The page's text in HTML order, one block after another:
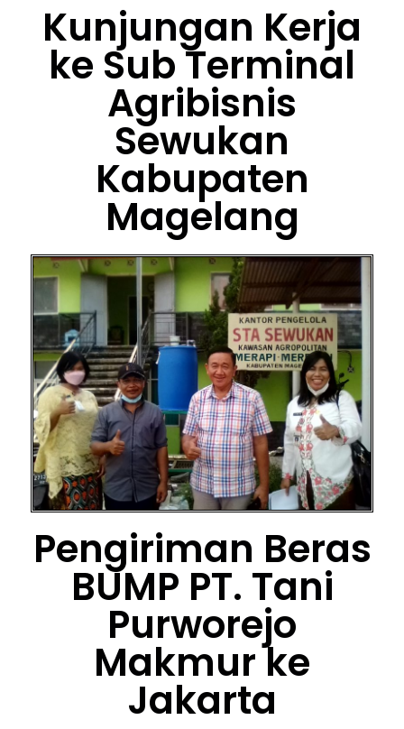
Kunjungan Kerja
ke Sub Terminal
Agribisnis
Sewukan
Kabupaten
Magelang
Pengiriman Beras
BUMP PT. Tani
Purworejo
Makmur ke
Jakarta